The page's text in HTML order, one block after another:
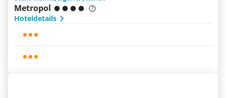
Metropol
Hoteldetails